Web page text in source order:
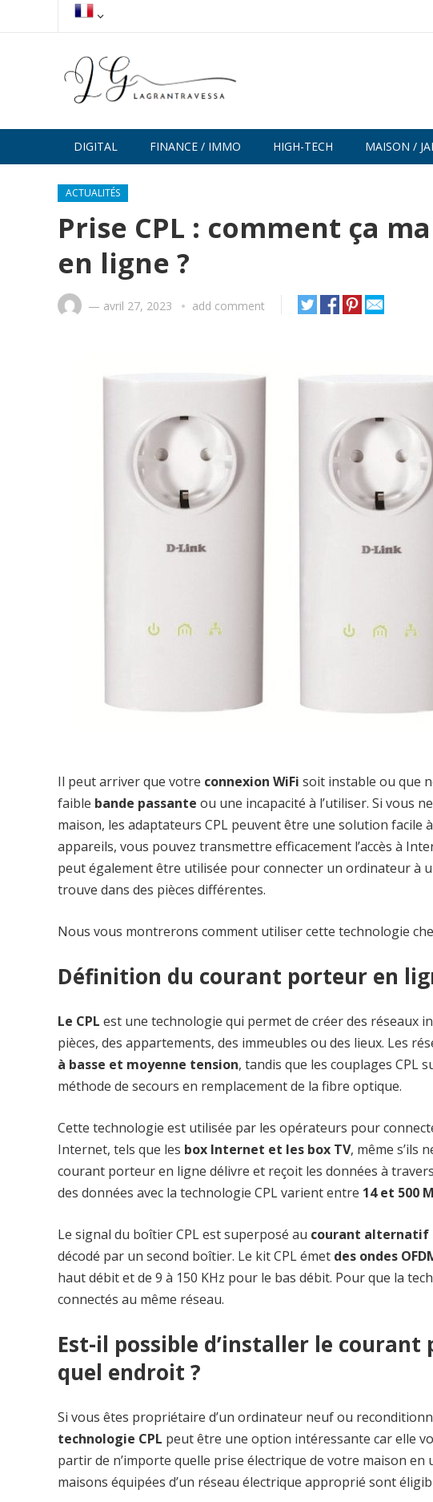
DIGITAL FINANCE / IMMO HIGH-TECH MAISON /
ACTUALITÉS
Prise CPL : comment ça
en ligne ?
— avril 27, 2023 add comment
Il peut arriver que votre connexion WiFi soit instable ou que
faible bande passante ou une incapacité à l’utiliser. Si vous
maison, les adaptateurs CPL peuvent être une solution facile
appareils, vous pouvez transmettre efficacement l’accès à
peut également être utilisée pour connecter un ordinateur à
trouve dans des pièces différentes.
Nous vous montrerons comment utiliser cette technologie
Définition du courant porteur en
Le CPL est une technologie qui permet de créer des réseaux
pièces, des appartements, des immeubles ou des lieux. Les
à basse et moyenne tension, tandis que les couplages CPL
méthode de secours en remplacement de la fibre optique.
Cette technologie est utilisée par les opérateurs pour
Internet, tels que les box Internet et les box TV, même s’ils
courant porteur en ligne délivre et reçoit les données à
des données avec la technologie CPL varient entre 14 et 500
Le signal du boîtier CPL est superposé au courant alternatif
décodé par un second boîtier. Le kit CPL émet des ondes
haut débit et de 9 à 150 KHz pour le bas débit. Pour que la
connectés au même réseau.
Est-il possible d’installer le
quel endroit ?
Si vous êtes propriétaire d’un ordinateur neuf ou
technologie CPL peut être une option intéressante car elle
partir de n’importe quelle prise électrique de votre maison
maisons équipées d’un réseau électrique approprié sont